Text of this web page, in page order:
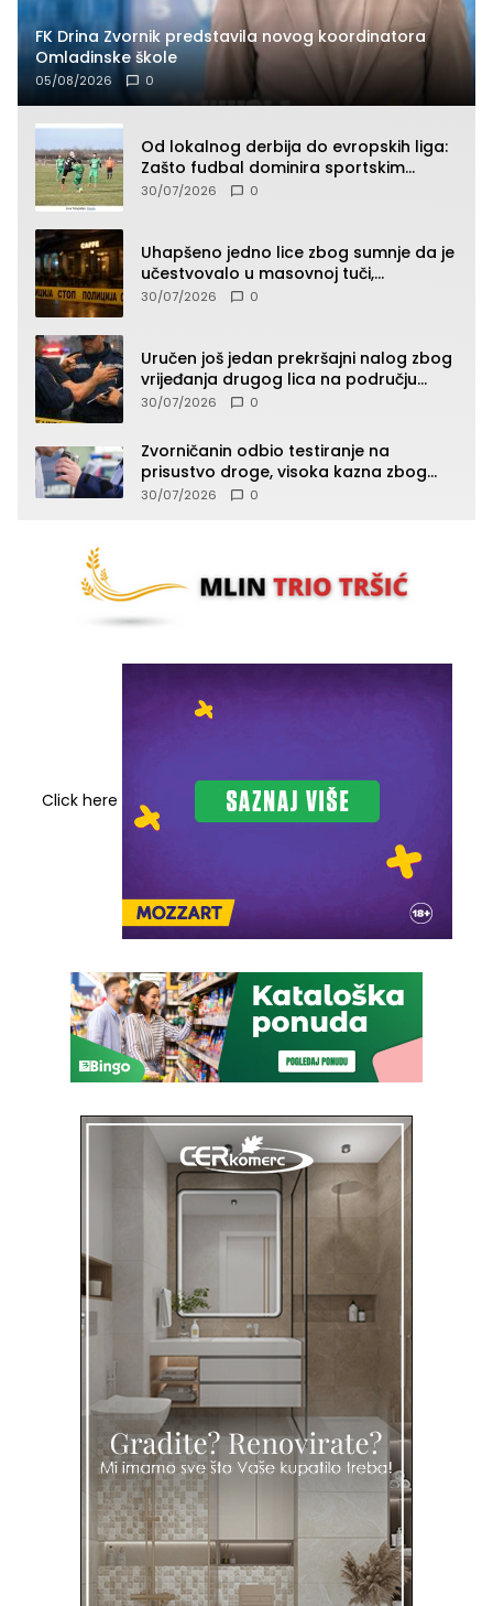
FK Drina Zvornik predstavila novog koordinatora
Omladinske škole
05/08/2026 0
Od lokalnog derbija do evropskih liga:
Zašto fudbal dominira sportskim
klađenjem
30/07/2026 0
Uhapšeno jedno lice zbog sumnje da je
učestvovalo u masovnoj tuči,
maloljetnik zadobio povrede
30/07/2026 0
Uručen još jedan prekršajni nalog zbog
vrijeđanja drugog lica na području
Zvornika
30/07/2026 0
Zvorničanin odbio testiranje na
prisustvo droge, visoka kazna zbog
kršenja Zakona o osnovama
30/07/2026 0
Click here